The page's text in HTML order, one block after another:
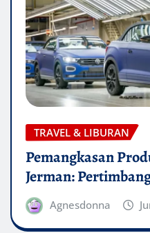
TRAVEL & LIBURAN
Pemangkasan
Jerman:
Agnesdonna